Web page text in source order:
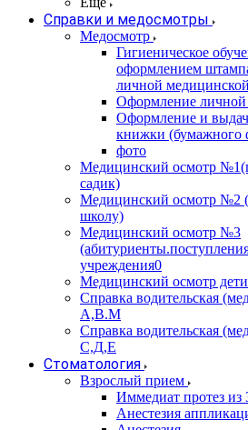
Справки и медосмотры
Медосмотр
Гигиеническое
оформлением
личной
Оформление
Оформление и
книжки (бумажного
фото
Медицинский осмотр
садик)
Медицинский осмотр №2
школу)
Медицинский осмотр №3
учреждения0
Медицинский осмотр
Справка водительская
А,В.М
Справка водительская
С,Д,Е
Стоматология
Взрослый прием
Иммедиат протез из
Анестезия